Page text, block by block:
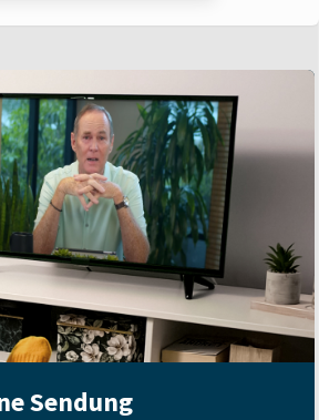
Sendung